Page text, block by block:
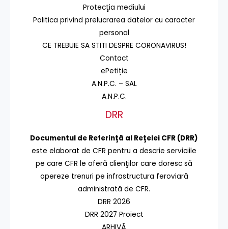
Protecţia mediului
Politica privind prelucrarea datelor cu caracter
personal
CE TREBUIE SA STITI DESPRE CORONAVIRUS!
Contact
ePetiție
A.N.P.C. – SAL
A.N.P.C.
DRR
Documentul de Referinţă al Reţelei CFR (DRR)
este elaborat de CFR pentru a descrie serviciile
pe care CFR le oferă clienţilor care doresc să
opereze trenuri pe infrastructura feroviară
administrată de CFR.
DRR 2026
DRR 2027 Proiect
ARHIVĂ